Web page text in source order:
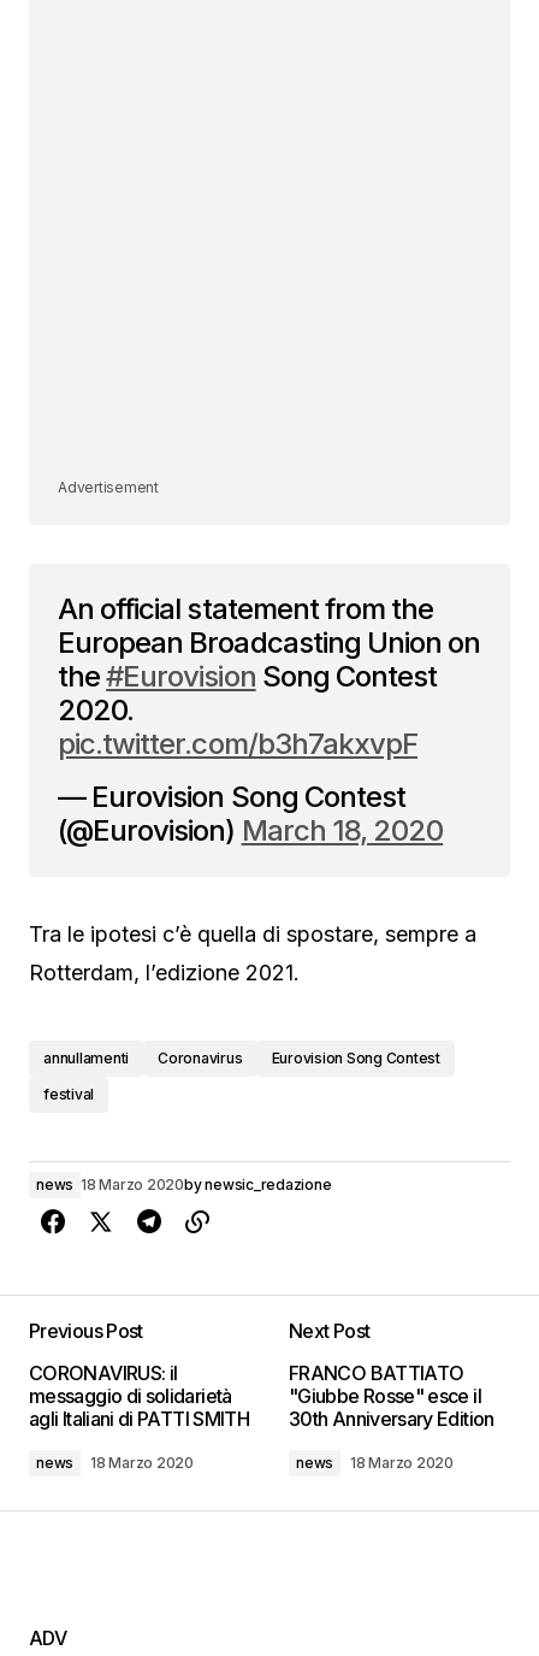
Advertisement
An official statement from the
European Broadcasting Union on
the#Eurovision Song Contest
2020.
pic.twitter.com/b3h7akxvpF
— Eurovision Song Contest
(@Eurovision) March 18, 2020
Tra le ipotesi c’è quella di spostare, sempre a
Rotterdam, l’edizione 2021.
annullamenti Coronavirus
Eurovision Song Contest
festival
news 18 Marzo 2020bynewsic_redazione
Previous Post
CORONAVIRUS: il
messaggio di solidarietà
agli Italiani di PATTI SMITH
news 18 Marzo 2020
Next Post
FRANCO BATTIATO
"Giubbe Rosse" esce il
30th Anniversary Edition
news 18 Marzo 2020
ADV